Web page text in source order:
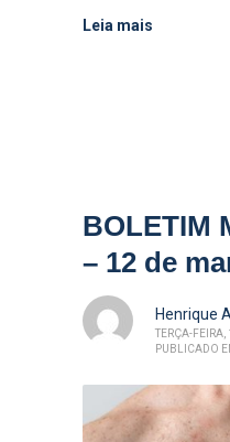
Leia mais
BOLETIM
– 12 de
Henrique
TERÇA-
PUBLICADO